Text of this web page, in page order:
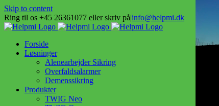
Skip to content
Ring til os +45 26361077 eller skriv på|info@helpmi.dk
Forside
Løsninger
Alenearbejder Sikring
Overfaldsalarmer
Demenssikring
Produkter
TWIG Neo